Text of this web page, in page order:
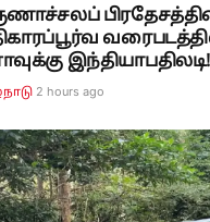
இந்தியாபதிலடி!
2 hours ago